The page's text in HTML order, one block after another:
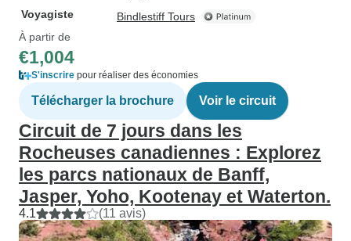
Voyagiste
Bindlestiff Tours
À partir de
€1,004
S'inscrire pour réaliser des économies
Télécharger la brochure Voir le circuit
Circuit de 7 jours dans les
Rocheuses canadiennes : Explorez
les parcs nationaux de Banff,
Jasper, Yoho, Kootenay et Waterton.
4.1 (11 avis)